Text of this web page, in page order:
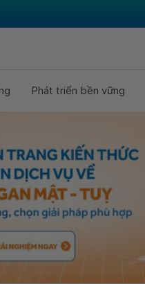
Phát triển bền vững